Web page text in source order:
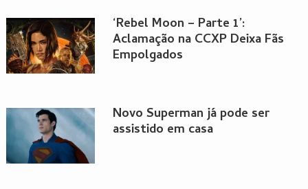
‘Rebel Moon – Parte 1’:
Aclamação na CCXP Deixa Fãs
Empolgados
Novo Superman já pode ser
assistido em casa